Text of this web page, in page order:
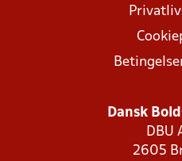
Dansk
DBU
2605